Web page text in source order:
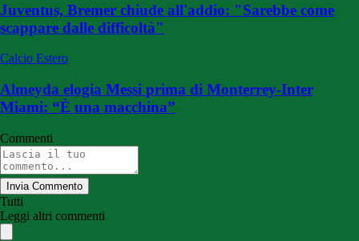
Juventus, Bremer chiude all'addio: "Sarebbe come
scappare dalle difficoltà"
Calcio Estero
Almeyda elogia Messi prima di Monterrey-Inter
Miami: “È una macchina”
Commenti
Invia Commento
Tutti
Leggi altri commenti